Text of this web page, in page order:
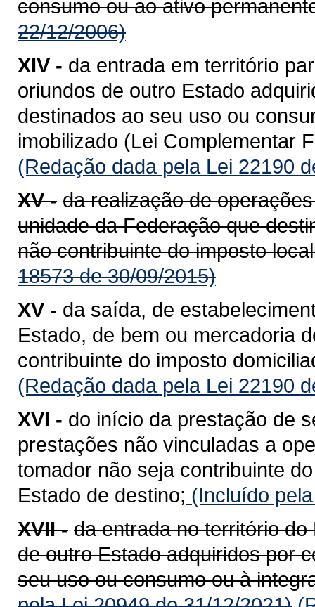
consumo ou ao ativo
22/12/2006)
XIV - da entrada em território
oriundos de outro Estado
destinados ao seu uso ou
imobilizado (Lei Complementar
(Redação dada pela Lei 22190
XV - da realização de
unidade da Federação que
não contribuinte do imposto
18573 de 30/09/2015)
XV - da saída, de
Estado, de bem ou mercadoria
contribuinte do imposto
(Redação dada pela Lei 22190
XVI - do início da prestação de
prestações não vinculadas a
tomador não seja contribuinte
Estado de destino; (Incluído
XVII - da entrada no território
de outro Estado adquiridos por
seu uso ou consumo ou à